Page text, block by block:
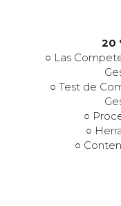
20
○ Las
○ Test de
○
○
○